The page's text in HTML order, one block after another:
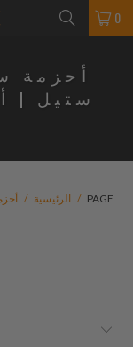
0
أحزمة
ستيل |
الرئيسية / / PAGE